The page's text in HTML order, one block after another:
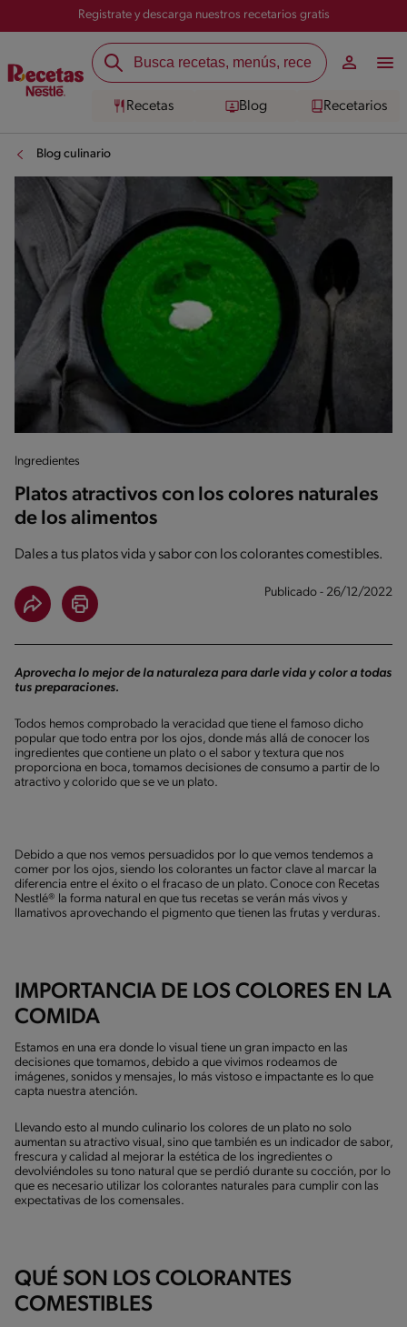
Registrate y descarga nuestros recetarios gratis
Recetas Blog Recetarios
Blog culinario
Ingredientes
Platos atractivos con los colores naturales
de los alimentos
Dales a tus platos vida y sabor con los colorantes comestibles.
Publicado - 26/12/2022
Aprovecha lo mejor de la naturaleza para darle vida y color a todas
tus preparaciones.
Todos hemos comprobado la veracidad que tiene el famoso dicho
popular que todo entra por los ojos, donde más allá de conocer los
ingredientes que contiene un plato o el sabor y textura que nos
proporciona en boca, tomamos decisiones de consumo a partir de lo
atractivo y colorido que se ve un plato.
Debido a que nos vemos persuadidos por lo que vemos tendemos a
comer por los ojos, siendo los colorantes un factor clave al marcar la
diferencia entre el éxito o el fracaso de un plato. Conoce con Recetas
Nestlé® la forma natural en que tus recetas se verán más vivos y
llamativos aprovechando el pigmento que tienen las frutas y verduras.
IMPORTANCIA DE LOS COLORES EN LA
COMIDA
Estamos en una era donde lo visual tiene un gran impacto en las
decisiones que tomamos, debido a que vivimos rodeamos de
imágenes, sonidos y mensajes, lo más vistoso e impactante es lo que
capta nuestra atención.
Llevando esto al mundo culinario los colores de un plato no solo
aumentan su atractivo visual, sino que también es un indicador de sabor,
frescura y calidad al mejorar la estética de los ingredientes o
devolviéndoles su tono natural que se perdió durante su cocción, por lo
que es necesario utilizar los colorantes naturales para cumplir con las
expectativas de los comensales.
QUÉ SON LOS COLORANTES
COMESTIBLES